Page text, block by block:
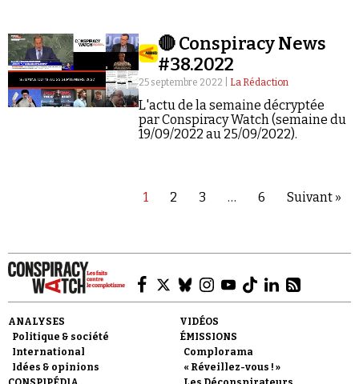
🔴 Conspiracy News
#38.2022
25 septembre 2022 | La Rédaction
L'actu de la semaine décryptée
par Conspiracy Watch (semaine du
19/09/2022 au 25/09/2022).
1 2 3 … 6 Suivant »
ANALYSES
Politique & société
International
Idées & opinions
VIDÉOS
ÉMISSIONS
Complorama
« Réveillez-vous ! »